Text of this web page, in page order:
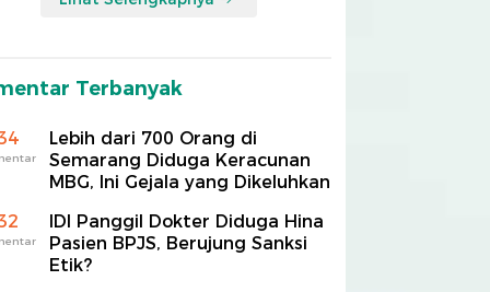
Terbanyak
Lebih dari 700 Orang di
Semarang Diduga Keracunan
MBG, Ini Gejala yang Dikeluhkan
IDI Panggil Dokter Diduga Hina
Pasien BPJS, Berujung Sanksi
Etik?